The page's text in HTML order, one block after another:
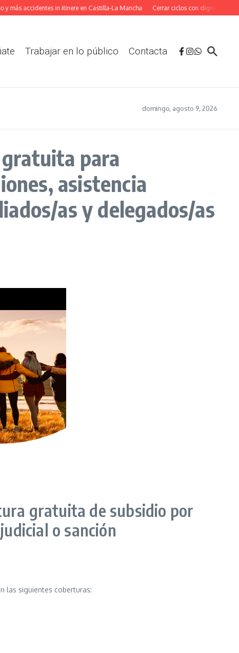
accidentes in itinere en Castilla-La Mancha Cerrar ciclos con dignidad: La
Trabajar en lo público Contacta
domingo, agosto 9, 2026
gratuita para
asistencia
as y delegados/as
gratuita de subsidio por
o sanción
las siguientes coberturas: